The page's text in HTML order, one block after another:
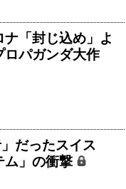
「封じ込め」よ
ロパガンダ大作
」だったスイス
ム」の衝撃